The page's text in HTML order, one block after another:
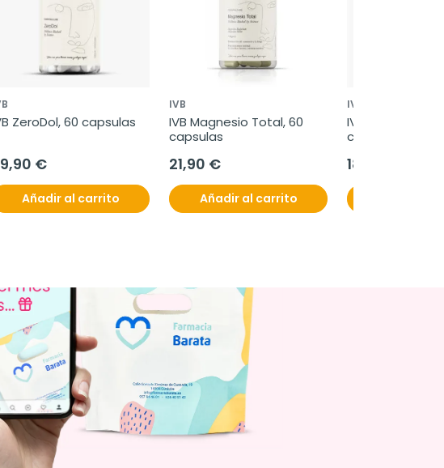
ZeroDol, 60 capsulas
€
Añadir al carrito
IVB
IVB Magnesio Total, 60
capsulas
21,90 €
Añadir al carrito
IVB
IVB Vitamina
capsulas
18,90 €